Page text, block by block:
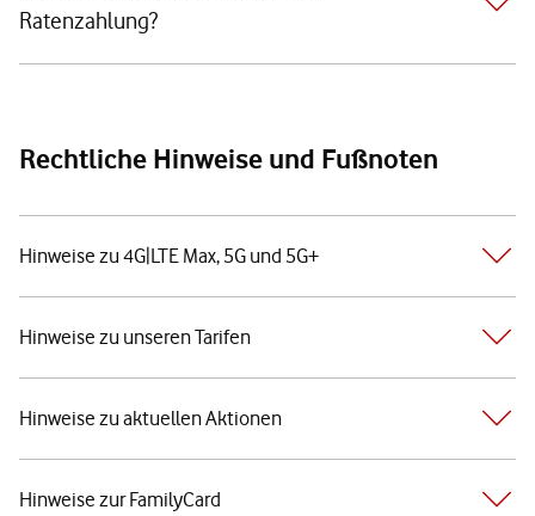
Ratenzahlung?
Rechtliche Hinweise und Fußnoten
Hinweise zu 4G|LTE Max, 5G und 5G+
Hinweise zu unseren Tarifen
Hinweise zu aktuellen Aktionen
Hinweise zur FamilyCard